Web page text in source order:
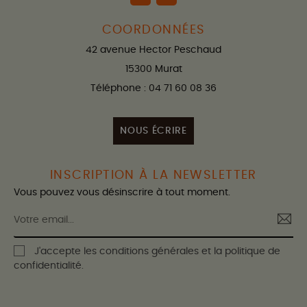
COORDONNÉES
42 avenue Hector Peschaud
15300 Murat
Téléphone : 04 71 60 08 36
NOUS ÉCRIRE
INSCRIPTION À LA NEWSLETTER
Vous pouvez vous désinscrire à tout moment.
J'accepte les conditions générales et la politique de
confidentialité.